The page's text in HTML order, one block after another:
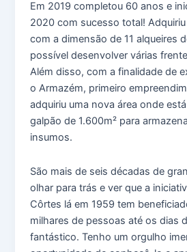
Em 2019 completou 60 anos e
2020 com sucesso total!
com a dimensão de 11 alqueires
possível desenvolver várias
Além disso, com a finalidade de
o Armazém, primeiro
adquiriu uma nova área onde
galpão de 1.600m² para
insumos.
São mais de seis décadas de
olhar para trás e ver que a
Côrtes lá em 1959 tem
milhares de pessoas até os dias
fantástico. Tenho um orgulho